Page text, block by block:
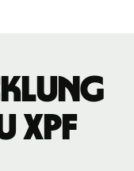
XPF